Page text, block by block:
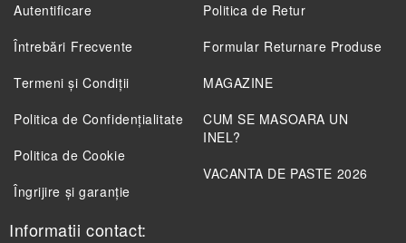
Autentificare
Întrebări Frecvente
Politica de Retur
Formular Returnare Produse
Termeni și Condiții
Politica de Confidenţialitate
Politica de Cookie
Îngrijire și garanție
MAGAZINE
CUM SE MASOARA UN
INEL?
VACANTA DE PASTE 2026
Informatii contact: